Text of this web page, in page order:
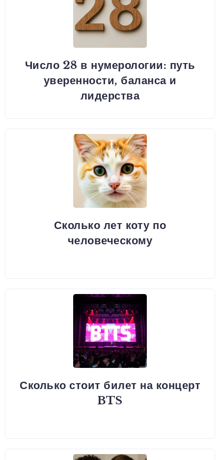
Число 28 в нумерологии: путь
уверенности, баланса и
лидерства
Сколько лет коту по
человеческому
Сколько стоит билет на концерт
BTS